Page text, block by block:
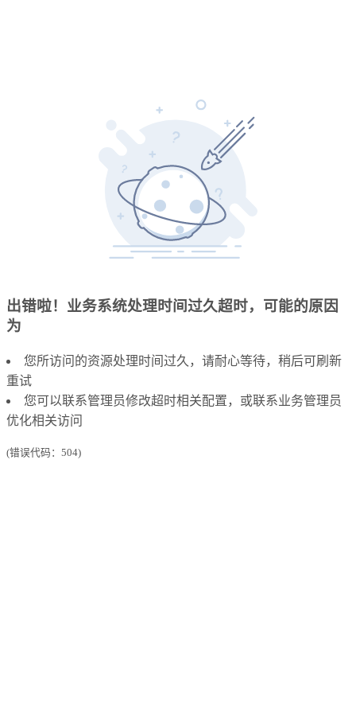
出错啦！业务系统处理时间过久超时，可能的原因
为
您所访问的资源处理时间过久，请耐心等待，稍后可刷新
重试
您可以联系管理员修改超时相关配置，或联系业务管理员
优化相关访问
(错误代码：504)